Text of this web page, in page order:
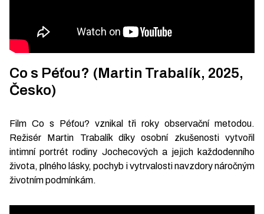
Co s Péťou? (Martin Trabalík, 2025,
Česko)
Film Co s Péťou? vznikal tři roky observační metodou.
Režisér Martin Trabalík díky osobní zkušenosti vytvořil
intimní portrét rodiny Jochecových a jejich každodenního
života, plného lásky, pochyb i vytrvalosti navzdory náročným
životním podmínkám.